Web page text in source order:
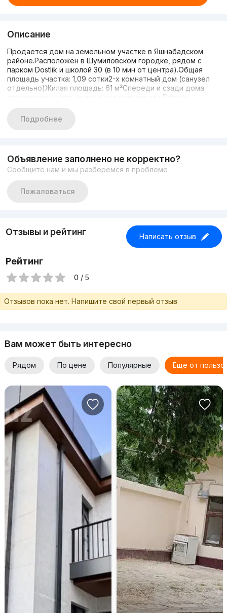
Описание
Продается дом на земельном участке в Яшнабадском
районе.Расположен в Шумиловском городке, рядом с
парком Dostlik и школой 30 (в 10 мин от центра).Общая
площадь участка: 1,09 сотки2-х комнатный дом (санузел
отдельно)Жилая площадь: 61 м²Спереди и сзади дома
расположен двор, въезда для машины нет.Ремонт
информации звоните или
пишите:+998901371527+998946523253
Подробнее
Объявление заполнено не корректно?
Сообщите нам и мы разберёмся в проблеме
Пожаловаться
Отзывы и рейтинг Написать отзыв
Рейтинг
0 / 5
Отзывов пока нет. Напишите свой первый отзыв
Вам может быть интересно
Рядом По цене Популярные Еще от